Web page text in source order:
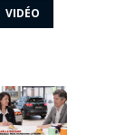
VIDÉO